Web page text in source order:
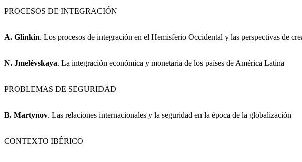
PROCESOS DE INTEGRACIÓN
A. Glinkin. Los procesos de integración en el Hemisferio Occidental y las perspectivas de
N. Jmelévskaya. La integración económica y monetaria de los países de América Latina
PROBLEMAS DE SEGURIDAD
B. Martynov. Las relaciones internacionales y la seguridad en la época de la globalización
CONTEXTO IBÉRICO